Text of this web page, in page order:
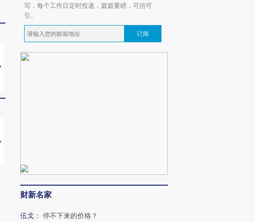
马航飞行员跨国走私7万
【推广】走进第四届链博
写，每个工作日定时投递，篇篇重磅，可信可
引。
订阅
财新名家
伍戈 ： 停不下来的价格？